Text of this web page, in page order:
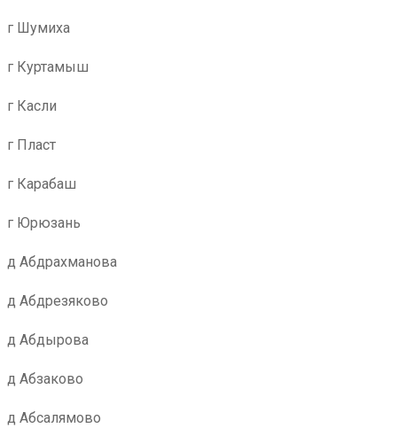
г Шумиха
г Куртамыш
г Касли
г Пласт
г Карабаш
г Юрюзань
д Абдрахманова
д Абдрезяково
д Абдырова
д Абзаково
д Абсалямово